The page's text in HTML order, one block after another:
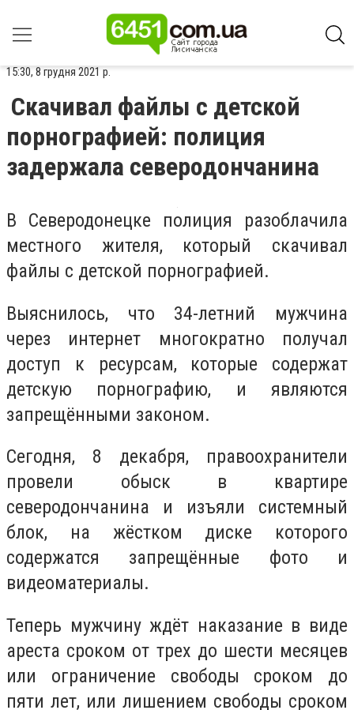
15:30, 8 грудня 2021 р.
Скачивал файлы с детской
порнографией: полиция
задержала северодончанина
В Северодонецке полиция разоблачила
местного жителя, который скачивал
файлы с детской порнографией.
Выяснилось, что 34-летний мужчина
через интернет многократно получал
доступ к ресурсам, которые содержат
детскую порнографию, и являются
запрещёнными законом.
Сегодня, 8 декабря, правоохранители
провели обыск в квартире
северодончанина и изъяли системный
блок, на жёстком диске которого
содержатся запрещённые фото и
видеоматериалы.
Теперь мужчину ждёт наказание в виде
ареста сроком от трех до шести месяцев
или ограничение свободы сроком до
пяти лет, или лишением свободы сроком